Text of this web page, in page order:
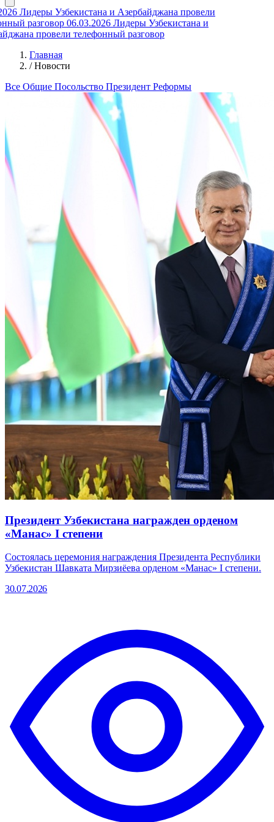
Лидеры Узбекистана и Азербайджана провели
разговор 06.03.2026 Лидеры Узбекистана и
провели телефонный разговор
Главная
/ Новости
Все Общие Посольство Президент Реформы
Президент Узбекистана награжден орденом
«Манас» I степени
Состоялась церемония награждения Президента Республики
Узбекистан Шавката Мирзиёева орденом «Манас» I степени.
30.07.2026